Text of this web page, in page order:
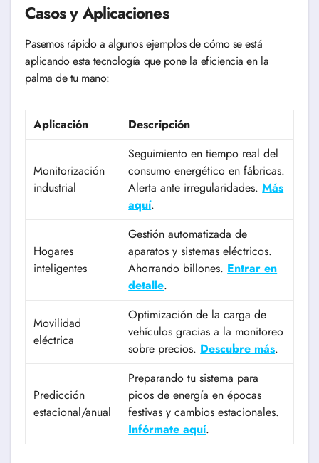
Casos y Aplicaciones
Pasemos rápido a algunos ejemplos de cómo se está
aplicando esta tecnología que pone la eficiencia en la
palma de tu mano:
Aplicación Descripción
Monitorización
industrial
Seguimiento en tiempo real del
consumo energético en fábricas.
Alerta ante irregularidades.Más
aquí.
Hogares
inteligentes
Gestión automatizada de
aparatos y sistemas eléctricos.
Ahorrando billones. Entrar en
detalle.
Movilidad
eléctrica
Optimización de la carga de
vehículos gracias a la monitoreo
sobre precios. Descubre más.
Predicción
estacional/anual
Preparando tu sistema para
picos de energía en épocas
festivas y cambios estacionales.
Infórmate aquí.